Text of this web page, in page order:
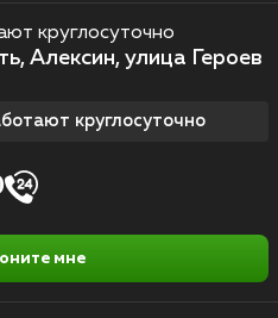
круглосуточно
Алексин, улица Героев
круглосуточно
мне